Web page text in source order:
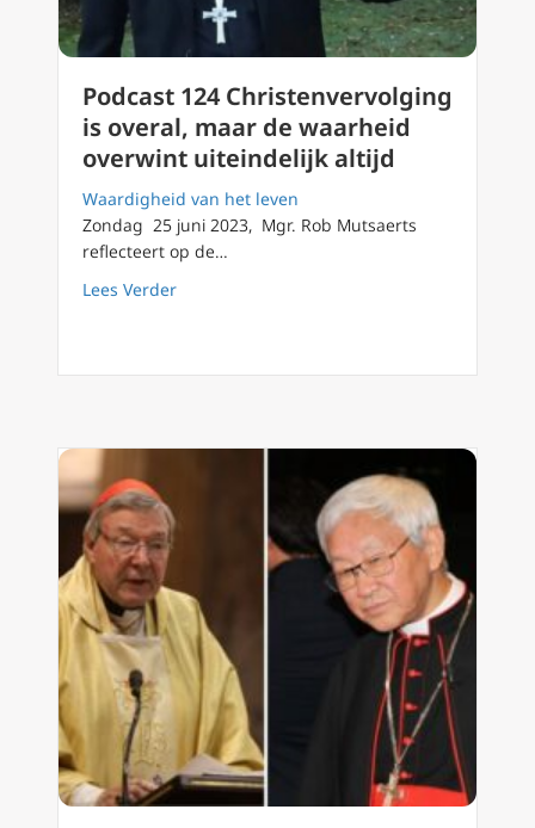
Podcast 124 Christenvervolging
is overal, maar de waarheid
overwint uiteindelijk altijd
Waardigheid van het leven
Zondag 25 juni 2023, Mgr. Rob Mutsaerts
reflecteert op de…
Lees Verderabout Podcast 124 Christenvervolging is